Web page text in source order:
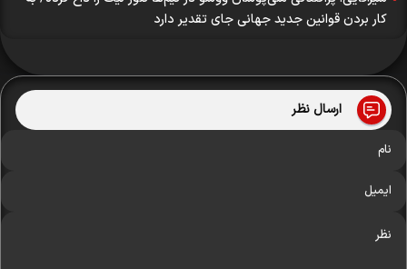
کار بردن قوانین جدید جهانی جای تقدیر دارد
ارسال نظر